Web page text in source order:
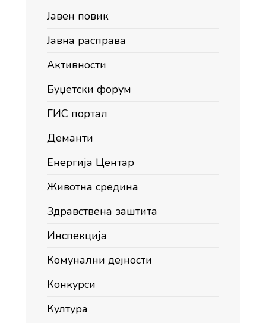
Јавен повик
Јавна расправа
Активности
Буџетски форум
ГИС портал
Деманти
Енергија Центар
Животна средина
Здравствена заштита
Инспекција
Комунални дејности
Конкурси
Култура